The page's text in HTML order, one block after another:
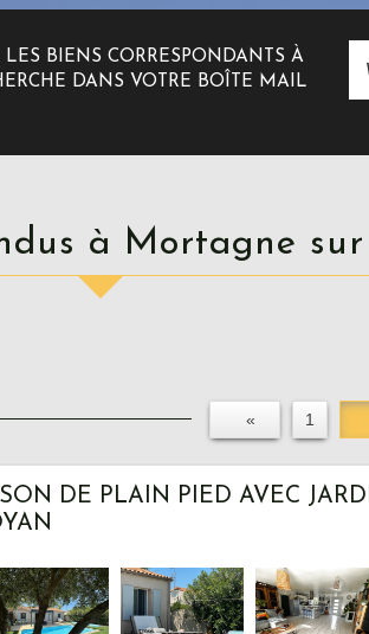
LES BIENS CORRESPONDANTS À
DANS VOTRE BOÎTE MAIL
à Mortagne
« 1
DE PLAIN PIED AVEC